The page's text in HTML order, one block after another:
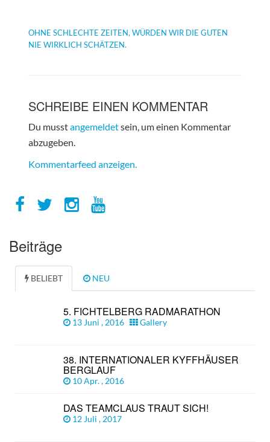
OHNE SCHLECHTE ZEITEN, WÜRDEN WIR DIE GUTEN
NIE WIRKLICH SCHÄTZEN.
SCHREIBE EINEN KOMMENTAR
Du musstangemeldetsein, um einen Kommentar
abzugeben.
Kommentarfeed anzeigen.
Beiträge
BELIEBT NEU
5. FICHTELBERG RADMARATHON
13 Juni , 2016 Gallery
38. INTERNATIONALER KYFFHÄUSER
BERGLAUF
10 Apr. , 2016
DAS TEAMCLAUS TRAUT SICH!
12 Juli , 2017